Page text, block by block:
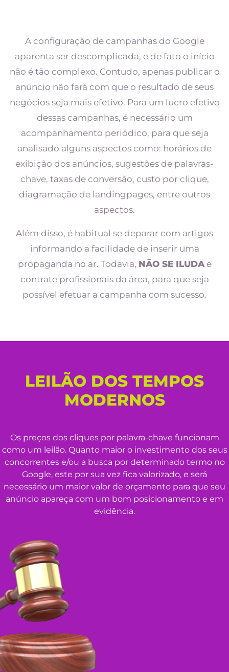
A configuração de campanhas do Google
aparenta ser descomplicada, e de fato o início
não é tão complexo. Contudo, apenas publicar o
anúncio não fará com que o resultado de seus
negócios seja mais efetivo. Para um lucro efetivo
dessas campanhas, é necessário um
acompanhamento periódico, para que seja
analisado alguns aspectos como: horários de
exibição dos anúncios, sugestões de palavras-
chave, taxas de conversão, custo por clique,
diagramação de landingpages, entre outros
aspectos.
Além disso, é habitual se deparar com artigos
informando a facilidade de inserir uma
propaganda no ar. Todavia, NÃO SE ILUDAe
contrate profissionais da área, para que seja
possível efetuar a campanha com sucesso.
LEILÃO DOS TEMPOS
MODERNOS
Os preços dos cliques por palavra-chave funcionam
como um leilão. Quanto maior o investimento dos seus
concorrentes e/ou a busca por determinado termo no
Google, este por sua vez fica valorizado, e será
necessário um maior valor de orçamento para que seu
anúncio apareça com um bom posicionamento e em
evidência.